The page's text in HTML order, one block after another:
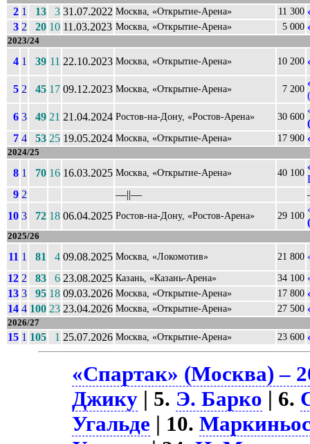
2 1 13 3 31.07.2022 Москва, «Открытие-Арена» 11 300
3 2 20 10 11.03.2023 Москва, «Открытие-Арена» 5 000
2023/24
4 1 39 11 22.10.2023 Москва, «Открытие-Арена» 10 200
5 2 45 17 09.12.2023 Москва, «Открытие-Арена» 7 200
6 3 49 21 21.04.2024 Ростов-на-Дону, «Ростов-Арена» 30 600
7 4 53 25 19.05.2024 Москва, «Открытие-Арена» 17 900
2024/25
8 1 70 16 16.03.2025 Москва, «Открытие-Арена» 40 100
9 2 ––||––
10 3 72 18 06.04.2025 Ростов-на-Дону, «Ростов-Арена» 29 100
2025/26
11 1 81 4 09.08.2025 Москва, «Локомотив» 21 800
12 2 83 6 23.08.2025 Казань, «Казань-Арена» 34 100
13 3 95 18 09.03.2026 Москва, «Открытие-Арена» 17 800
14 4 100 23 23.04.2026 Москва, «Открытие-Арена» 27 500
2026/27
15 1 105 1 25.07.2026 Москва, «Открытие-Арена» 23 600
«Спартак» (Москва) –
Джику | 5. Э. Барко | 6.
Угальде | 10.